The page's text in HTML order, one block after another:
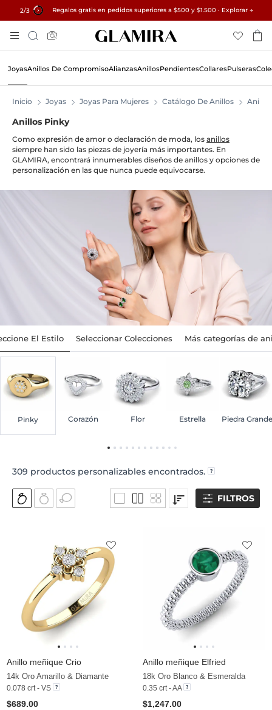
3/3 15% en todos los pedidos →
Regalos gratis en pedidos superiores a $500 y $1.500 · Explorar →
✓ Devoluciones en 60 días ✓ Redimensionamiento gratuito
To
Content
Búsqueda
JoyasAnillos De CompromisoAlianzasAnillosPendientesCollaresPulseras
Inicio Joyas Joyas Para Mujeres Catálogo De Anillos Anillos
Anillos Pinky
Como expresión de amor o declaración de moda, los anillos
siempre han sido las piezas de joyería más importantes. En
GLAMIRA, encontrará innumerables diseños de anillos y opciones de
personalización en las que nunca puede equivocarse.
El Estilo Seleccionar Colecciones Más categorías de
Pinky Corazón Flor Estrella Piedra Grande
309 productos personalizables encontrados.
FILTROS
Anillo meñique Crio
14k Oro Amarillo & Diamante
0.078 crt - VS
$689.00
Anillo meñique Elfried
18k Oro Blanco & Esmeralda
0.35 crt - AA
$1,247.00